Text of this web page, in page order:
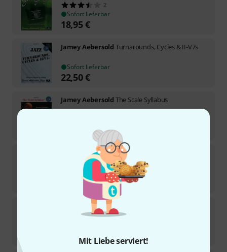
Mit Liebe serviert!
2
Sofort lieferbar
18,95€
Jamey Aebersold Turnarounds, Cycles & II-V7s
Sofort lieferbar
22,50€
Jamey Aebersold The Scale Syllabus
Jamey AebersoldUnforgettable Standards
2
Sofort lieferbar
18,95€
Jamey Aebersold
18,95 €